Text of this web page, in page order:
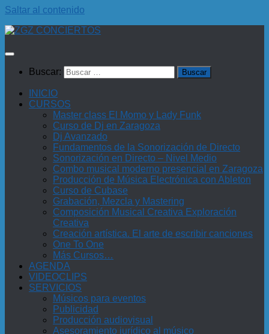
Saltar al contenido
Buscar:
INICIO
CURSOS
Master class El Momo y Lady Funk
Curso de Dj en Zaragoza
Dj Avanzado
Fundamentos de la Sonorización de Directo
Sonorización en Directo – Nivel Medio
Combo musical moderno presencial en Zaragoza
Producción de Música Electrónica con Ableton
Curso de Cubase
Grabación, Mezcla y Mastering
Composición Musical Creativa Exploración
Creativa
Creación artística. El arte de escribir canciones
One To One
Más Cursos…
AGENDA
VIDEOCLIPS
SERVICIOS
Músicos para eventos
Publicidad
Producción audiovisual
Asesoramiento jurídico al músico